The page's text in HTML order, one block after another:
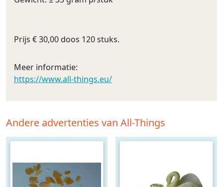
Prijs € 30,00 doos 120 stuks.
Meer informatie:
https://www.all-things.eu/
Andere advertenties van All-Things